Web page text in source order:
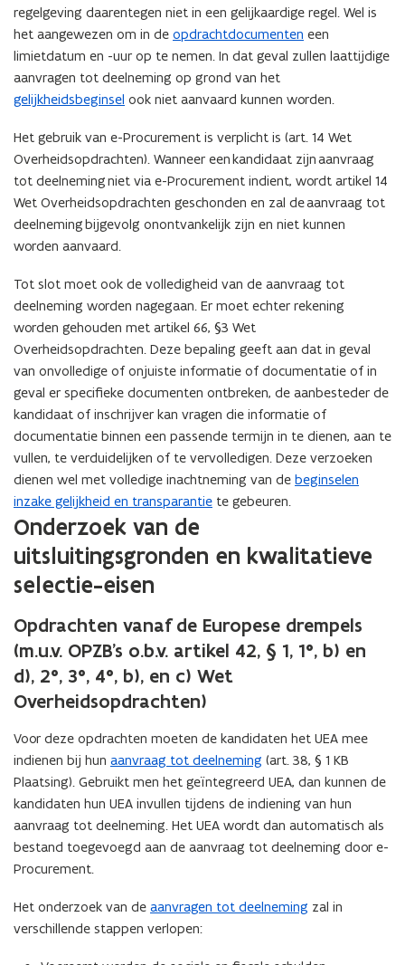
regelgeving daarentegen niet in een gelijkaardige regel. Wel is
het aangewezen om in de opdrachtdocumenten een
limietdatum en -uur op te nemen. In dat geval zullen laattijdige
aanvragen tot deelneming op grond van het
gelijkheidsbeginsel ook niet aanvaard kunnen worden.
Het gebruik van e-Procurement is verplicht is (art. 14 Wet
Overheidsopdrachten). Wanneer een kandidaat zijn aanvraag
tot deelneming niet via e-Procurement indient, wordt artikel 14
Wet Overheidsopdrachten geschonden en zal de aanvraag tot
deelneming bijgevolg onontvankelijk zijn en niet kunnen
worden aanvaard.
Tot slot moet ook de volledigheid van de aanvraag tot
deelneming worden nagegaan. Er moet echter rekening
worden gehouden met artikel 66, §3 Wet
Overheidsopdrachten. Deze bepaling geeft aan dat in geval
van onvolledige of onjuiste informatie of documentatie of in
geval er specifieke documenten ontbreken, de aanbesteder de
kandidaat of inschrijver kan vragen die informatie of
documentatie binnen een passende termijn in te dienen, aan te
vullen, te verduidelijken of te vervolledigen. Deze verzoeken
dienen wel met volledige inachtneming van de beginselen
inzake gelijkheid en transparantie te gebeuren.
Onderzoek van de
uitsluitingsgronden en kwalitatieve
selectie-eisen
Opdrachten vanaf de Europese drempels
(m.u.v. OPZB’s o.b.v. artikel 42, § 1, 1°, b) en
d), 2°, 3°, 4°, b), en c) Wet
Overheidsopdrachten)
Voor deze opdrachten moeten de kandidaten het UEA mee
indienen bij hun aanvraag tot deelneming (art. 38, § 1 KB
Plaatsing). Gebruikt men het geïntegreerd UEA, dan kunnen de
kandidaten hun UEA invullen tijdens de indiening van hun
aanvraag tot deelneming. Het UEA wordt dan automatisch als
bestand toegevoegd aan de aanvraag tot deelneming door e-
Procurement.
Het onderzoek van de aanvragen tot deelneming zal in
verschillende stappen verlopen: